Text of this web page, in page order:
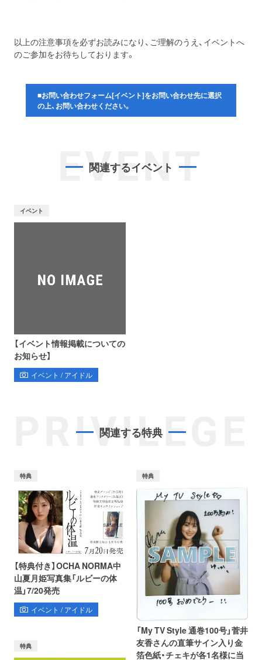
以上の注意事項を必ずお読みになり、ご理解のうえ、イベントへ
のご参加をお待ちしております。
■お問い合わせフォーム[イベント]をお問い合わせ先に選択
の上、お問い合わせください。
EVENT
関連するイベント
イベント
【イベント情報掲載についての
お知らせ】
イベント / アイドル
PRIVILEGE
関連する特典
特典
【特典付き】OCHA NORMA中
山夏月姫写真集「ルビーの体
温」7/20発売
イベント / アイドル
特典
「My TV Style 通巻100号」菅井
友香さんの直筆サイン入り金
箔色紙・チェキが各1名様に当
特典